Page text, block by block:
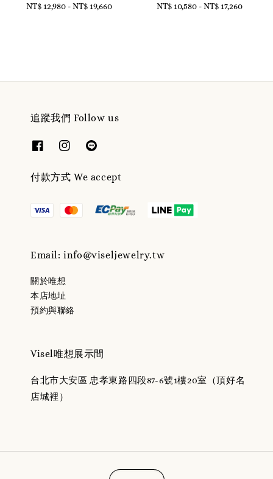
Regular
NT$ 12,980-NT$ 19,660
Regular
NT$ 10,580-NT$ 17,260
追蹤我們 Follow us
付款方式 We accept
Email: info@viseljewelry.tw
關於唯想
本店地址
預約與聯絡
Visel唯想展示間
台北市大安區 忠孝東路四段87-6號1樓20室（頂好名
店城裡）